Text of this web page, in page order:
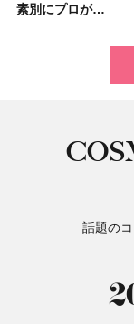
素別にプロが…
マキアビュー…
素別にプロが…
大人気の色付き…
美容マニア集…
17選
テム10選！
セージ ＆ シ…
話題の